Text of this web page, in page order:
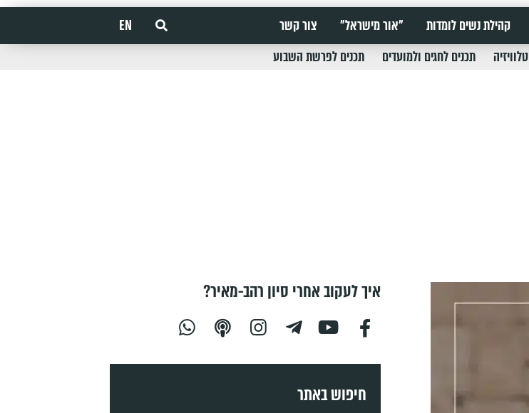
קהילת נשים לומדות "אור מישראל" צור קשר
EN
טלוויזיה תכנים לחגים ולמועדים תכנים לפרשת השבוע
איך לעקוב אחרי סיון רהב-מאיר?
חיפוש באתר